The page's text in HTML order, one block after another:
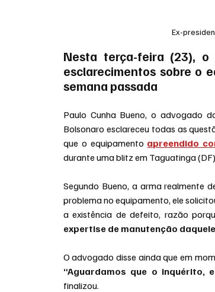
Ex-
Nesta terça-feira (23),
esclarecimentos sobre o
semana passada
Paulo Cunha Bueno, o advogado
Bolsonaro esclareceu todas as
que o equipamento apreendido
durante uma blitz em Taguatinga
Segundo Bueno, a arma realmente
problema no equipamento, ele
a existência de defeito, razão
expertise de manutenção
O advogado disse ainda que em
“Aguardamos que o inquérito,
finalizou.